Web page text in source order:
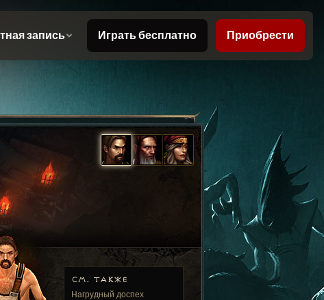
СМ. ТАКЖЕ
Нагрудный доспех